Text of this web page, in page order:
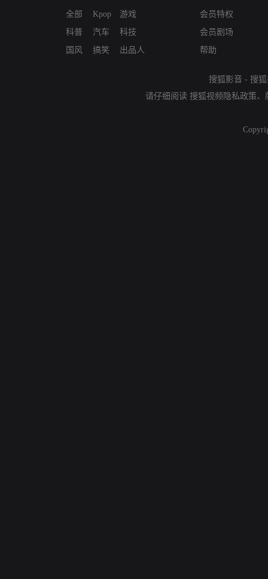
全部
科普
国风
Kpop
汽车
搞笑
游戏
科技
出品人
会员特权
会员剧场
帮助
搜狐影音 - 搜
请仔细阅读 搜狐视频隐私政策、